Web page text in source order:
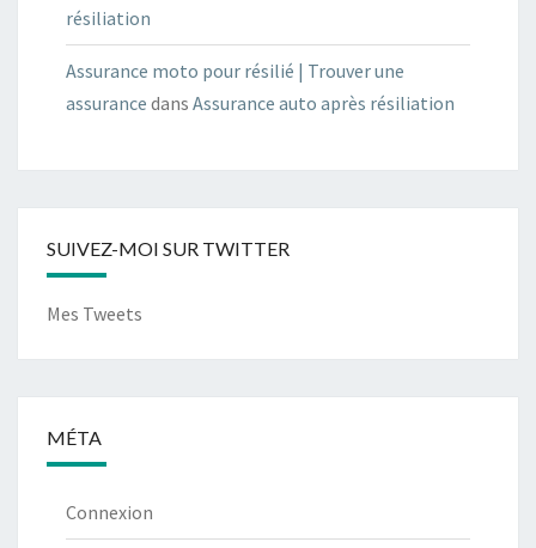
résiliation
Assurance moto pour résilié | Trouver une
assurance dans Assurance auto après résiliation
SUIVEZ-MOI SUR TWITTER
Mes Tweets
MÉTA
Connexion